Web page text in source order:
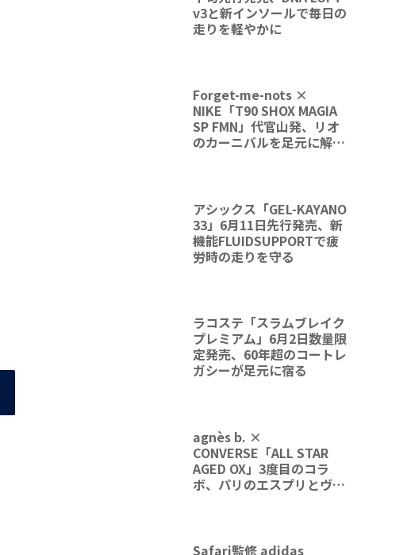
v3と新インソールで毎日の
走りを軽やかに
Forget-me-nots ×
NIKE「T90 SHOX MAGIA
SP FMN」代官山発、リオ
のカーニバルを足元に解放
アシックス「GEL-KAYANO
33」6月11日先行発売、新
機能FLUIDSUPPORTで疲
労時の走りを守る
ラコステ「スラムブレイク
プレミアム」6月2日数量限
定発売、60年超のコートレ
ガシーが足元に宿る
agnès b. ×
CONVERSE「ALL STAR
AGED OX」3度目のコラ
ボ、パリのエスプリとヴィ
Safari監修 adidas